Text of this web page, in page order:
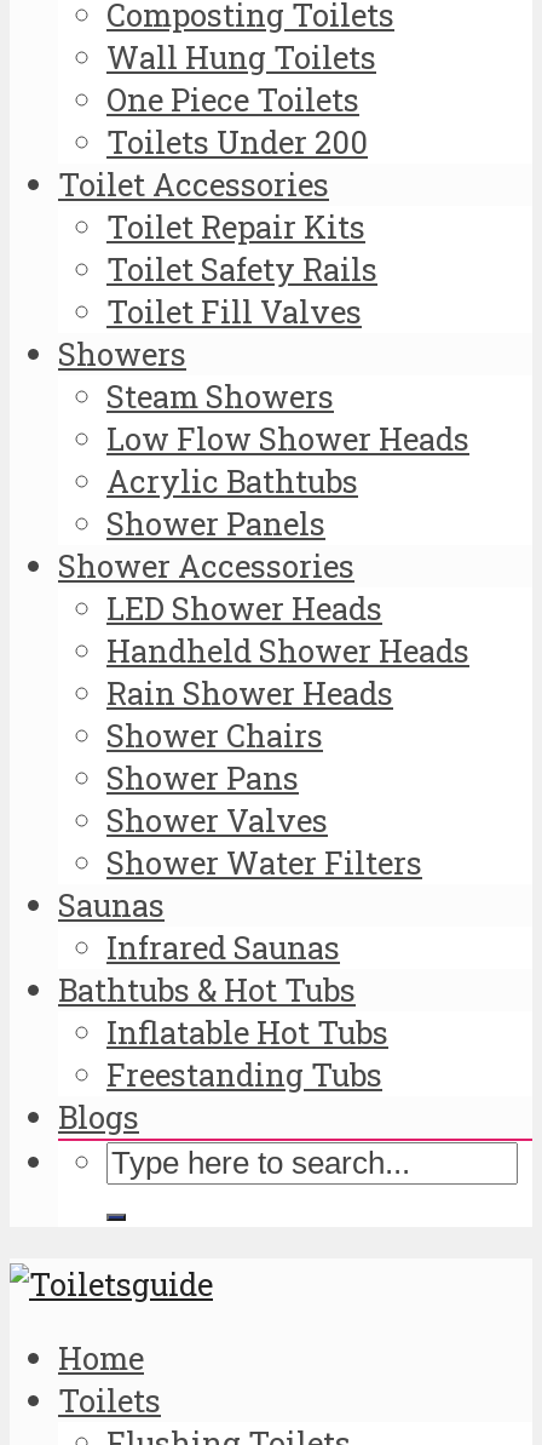
Composting Toilets
Wall Hung Toilets
One Piece Toilets
Toilets Under 200
Toilet Accessories
Toilet Repair Kits
Toilet Safety Rails
Toilet Fill Valves
Showers
Steam Showers
Low Flow Shower Heads
Acrylic Bathtubs
Shower Panels
Shower Accessories
LED Shower Heads
Handheld Shower Heads
Rain Shower Heads
Shower Chairs
Shower Pans
Shower Valves
Shower Water Filters
Saunas
Infrared Saunas
Bathtubs & Hot Tubs
Inflatable Hot Tubs
Freestanding Tubs
Blogs
Home
Toilets